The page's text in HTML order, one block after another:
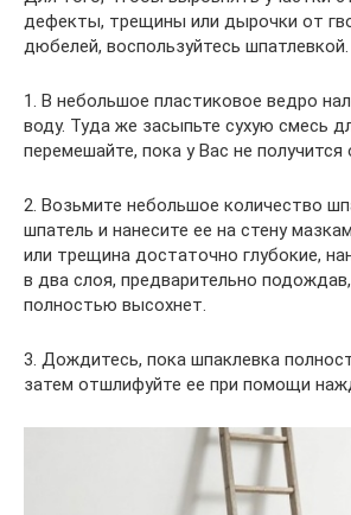
дефекты, трещины или дырочки от
дюбелей, воспользуйтесь шпатлевкой.
1. В небольшое пластиковое ведро
воду. Туда же засыпьте сухую смесь
перемешайте, пока у Вас не
2. Возьмите небольшое количество
шпатель и нанесите ее на стену
или трещина достаточно глубокие,
в два слоя, предварительно
полностью высохнет.
3. Дождитесь, пока шпаклевка
затем отшлифуйте ее при помощи